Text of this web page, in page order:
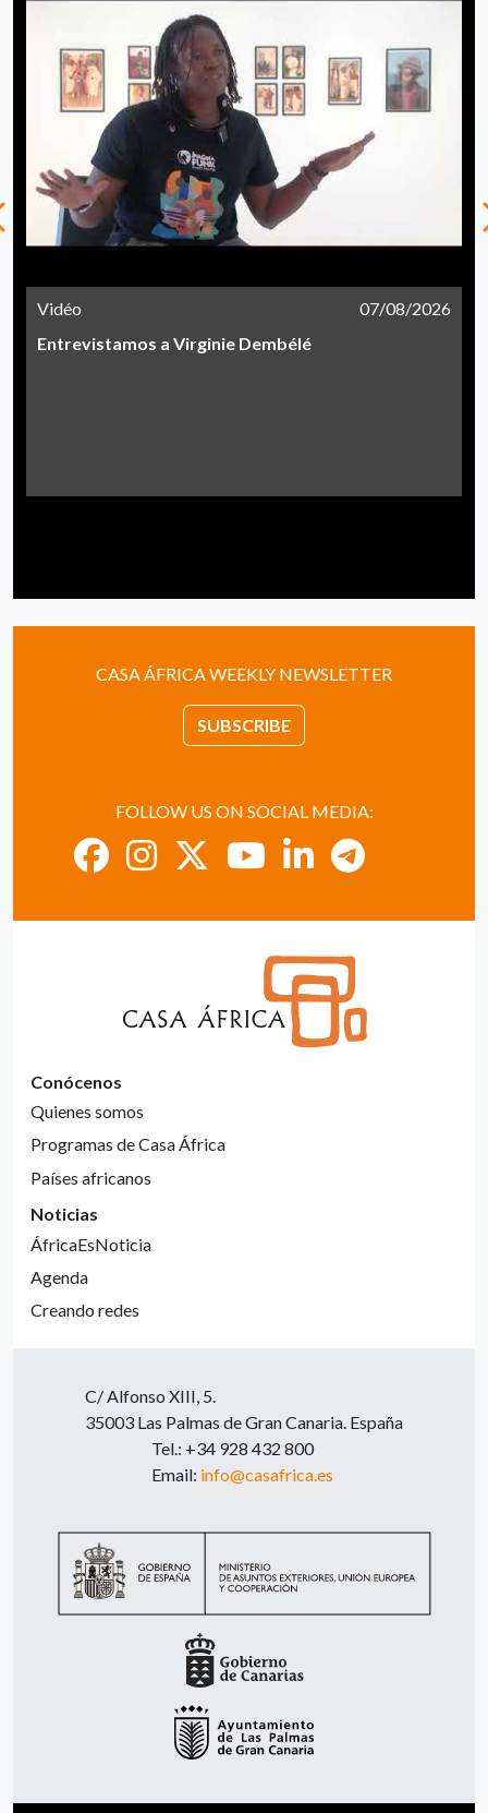
Vidéo
07/08/2026
Entrevistamos a Virginie Dembélé
CASA ÁFRICA WEEKLY NEWSLETTER
SUBSCRIBE
FOLLOW US ON SOCIAL MEDIA:
Conócenos
Quienes somos
Programas de Casa África
Países africanos
Noticias
ÁfricaEsNoticia
Agenda
Creando redes
C/ Alfonso XIII, 5.
35003 Las Palmas de Gran Canaria. España
Tel.: +34 928 432 800
Email: info@casafrica.es